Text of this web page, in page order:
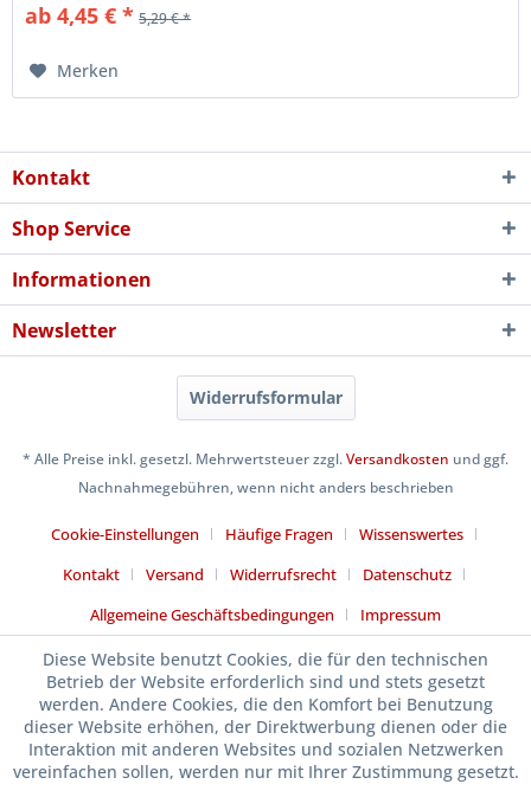
ab 4,45 € * 5,29 € *
Merken
Kontakt
Shop Service
Informationen
Newsletter
Widerrufsformular
* Alle Preise inkl. gesetzl. Mehrwertsteuer zzgl.Versandkosten und ggf.
Nachnahmegebühren, wenn nicht anders beschrieben
Cookie-Einstellungen Häufige Fragen
Wissenswertes
Kontakt
Versand Widerrufsrecht
Datenschutz
Allgemeine Geschäftsbedingungen
Impressum
Diese Website benutzt Cookies, die für den technischen
Betrieb der Website erforderlich sind und stets gesetzt
werden. Andere Cookies, die den Komfort bei Benutzung
dieser Website erhöhen, der Direktwerbung dienen oder die
Interaktion mit anderen Websites und sozialen Netzwerken
vereinfachen sollen, werden nur mit Ihrer Zustimmung gesetzt.